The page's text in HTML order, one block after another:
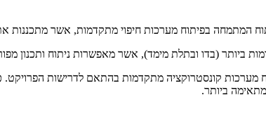
המתמחה בפיתוח מערכות חיפוי מתקדמות, אשר מתכננות
ביותר (בדו ובתלת מימד), אשר מאפשרות ניתוח ותכנון
קונסטרוקציה מתקדמות בהתאם לדרישות הפרויקט.
ביותר.